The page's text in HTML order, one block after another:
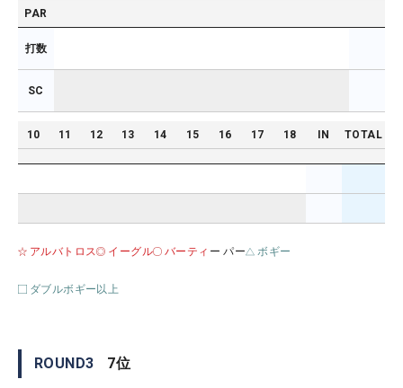
PAR
打数
SC
10 11 12 13 14 15 16 17 18 IN TOTAL
アルバトロス イーグル バーティ ー パー ボギー
ダブルボギー以上
ROUND3 7位